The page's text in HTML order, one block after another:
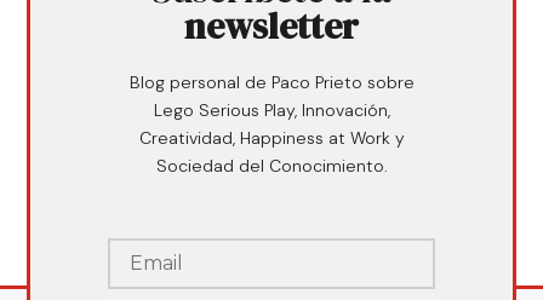
newsletter
Blog personal de Paco Prieto sobre
Lego Serious Play, Innovación,
Creatividad, Happiness at Work y
Sociedad del Conocimiento.